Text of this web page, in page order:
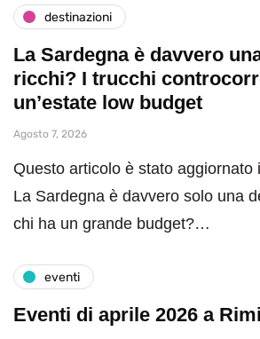
destinazioni
La Sardegna è davvero
ricchi? I trucchi
un’estate low budget
Agosto 7, 2026
Questo articolo è stato aggiornato
La Sardegna è davvero solo una
chi ha un grande budget?…
eventi
Eventi di aprile 2026 a